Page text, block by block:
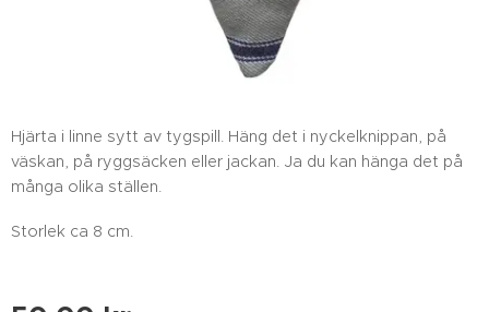
Hjärta i linne sytt av tygspill. Häng det i nyckelknippan, på
väskan, på ryggsäcken eller jackan. Ja du kan hänga det på
många olika ställen.
Storlek ca 8 cm.